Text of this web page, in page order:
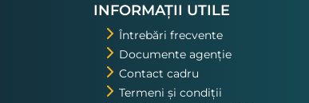
INFORMAȚII UTILE
Întrebări frecvente
Documente agenție
Contact cadru
Termeni și condiții